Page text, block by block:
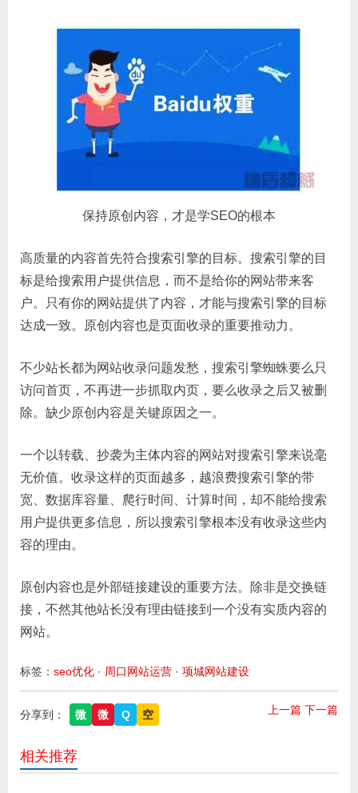
保持原创内容，才是学SEO的根本
高质量的内容首先符合搜索引擎的目标。搜索引擎的目
标是给搜索用户提供信息，而不是给你的网站带来客
户。只有你的网站提供了内容，才能与搜索引擎的目标
达成一致。原创内容也是页面收录的重要推动力。
不少站长都为网站收录问题发愁，搜索引擎蜘蛛要么只
访问首页，不再进一步抓取内页，要么收录之后又被删
除。缺少原创内容是关键原因之一。
一个以转载、抄袭为主体内容的网站对搜索引擎来说毫
无价值。收录这样的页面越多，越浪费搜索引擎的带
宽、数据库容量、爬行时间、计算时间，却不能给搜索
用户提供更多信息，所以搜索引擎根本没有收录这些内
容的理由。
原创内容也是外部链接建设的重要方法。除非是交换链
接，不然其他站长没有理由链接到一个没有实质内容的
网站。
标签： seo优化 · 周口网站运营 · 项城网站建设
上一篇 下一篇
分享到： 微 微 Q 空
相关推荐